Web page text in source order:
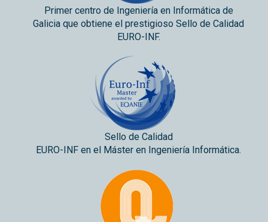
Primer centro de Ingeniería en Informática de
Galicia que obtiene el prestigioso Sello de Calidad
EURO-INF.
Sello de Calidad
EURO-INF en el Máster en Ingeniería Informática.